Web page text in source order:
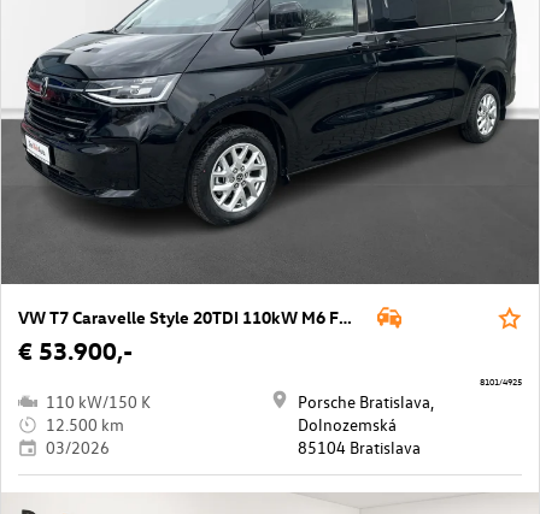
VW T7 Caravelle Style 20TDI 110kW M6 FWD LR
€ 53.900,-
110 kW/150 K
12.500 km
03/2026
Porsche Bratislava,
Dolnozemská
85104 Bratislava
8101/4925